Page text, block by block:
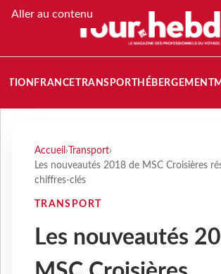
Aller au contenu
FRANCETRANSPORT HÉBERGEMENT
Accueil › Transport›
Les nouveautés 2018 de MSC Croisières
chiffres-clés
TRANSPORT
Les nouveautés